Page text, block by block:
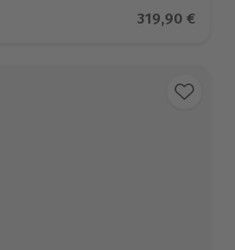
auf 2 BewertungenAktueller
319,90 €